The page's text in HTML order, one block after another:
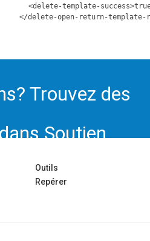
<delete-template-
</delete-open-return-template-
Trouvez des
Soutien.
Outils
Repérer